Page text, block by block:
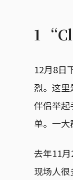
1
12月8日
烈。这
伴侣举起
单。一大
去年11
现场人